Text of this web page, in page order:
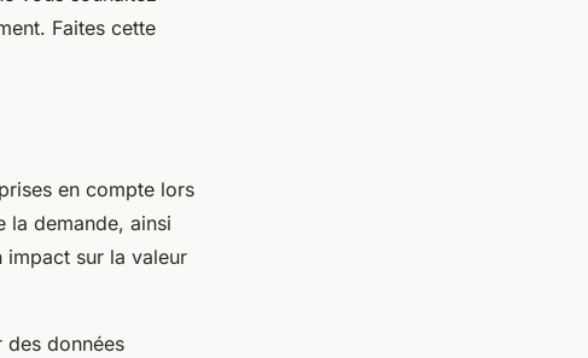
Faites cette
en compte lors
demande, ainsi
impact sur la valeur
des données